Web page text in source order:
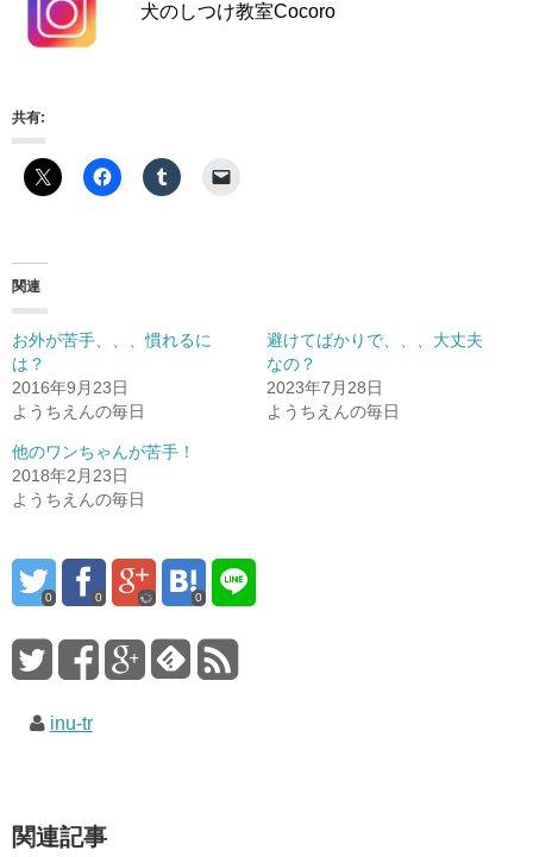
犬のしつけ教室Cocoro
共有:
関連
お外が苦手、、、慣れるに
は？
2016年9月23日
ようちえんの毎日
避けてばかりで、、、大丈夫
なの？
2023年7月28日
ようちえんの毎日
他のワンちゃんが苦手！
2018年2月23日
ようちえんの毎日
0 0 0
inu-tr
関連記事